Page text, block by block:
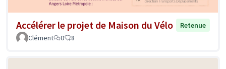
Accélérer le projet de Maison du Vélo
Retenue
Clément
0 8